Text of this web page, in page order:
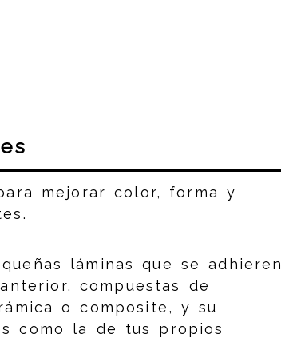
mejorar color, forma y
láminas que se adhieren
compuestas de
o composite, y su
como la de tus propios